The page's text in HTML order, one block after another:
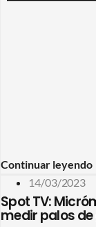
Continuar leyendo
14/03/2023
Spot TV:
medir palos